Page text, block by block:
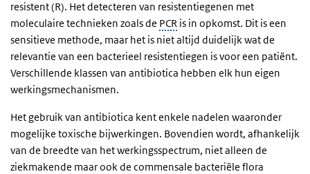
resistent (R). Het detecteren van resistentiegenen met
moleculaire technieken zoals de PCR is in opkomst. Dit is een
sensitieve methode, maar het is niet altijd duidelijk wat de
relevantie van een bacterieel resistentiegen is voor een patiënt.
Verschillende klassen van antibiotica hebben elk hun eigen
werkingsmechanismen.
Het gebruik van antibiotica kent enkele nadelen waaronder
mogelijke toxische bijwerkingen. Bovendien wordt, afhankelijk
van de breedte van het werkingsspectrum, niet alleen de
ziekmakende maar ook de commensale bacteriële flora